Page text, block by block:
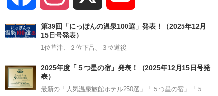
Channel
第39回「にっぽんの温泉100選」発表！（2025年12月
15日号発表）
1位草津、２位下呂、３位道後
2025年度「５つ星の宿」発表！（2025年12月15日号発
表）
最新の「人気温泉旅館ホテル250選」「５つ星の宿」「５